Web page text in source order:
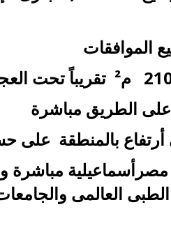
الموافقات
الطريق مباشرة
بالمنطقة على
مباشرة
العالمى